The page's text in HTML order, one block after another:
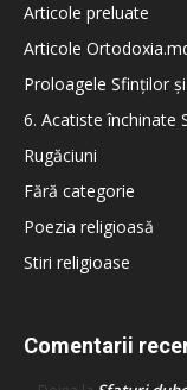
Articole preluate
Articole
Proloagele Sfinților
6. Acatiste închinate
Rugăciuni
Fără categorie
Poezia religioasă
Stiri religioase
Comentarii